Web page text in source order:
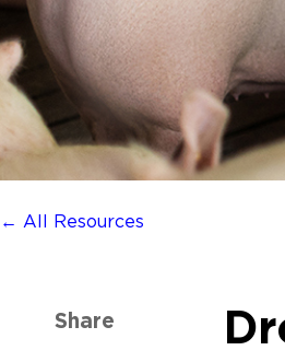
← All Resources
Share